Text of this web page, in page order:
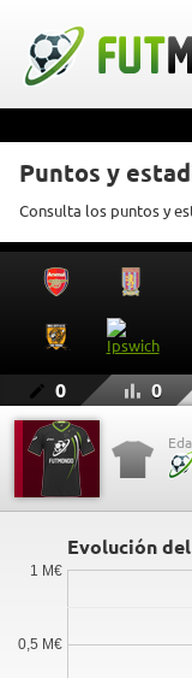
Puntos y
Consulta los puntos y
0 0
Evolución
0,5 M€
1 M€